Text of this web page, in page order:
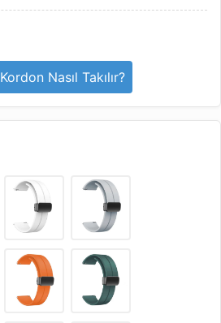
Kordon Nasıl Takılır?